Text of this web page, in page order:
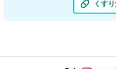
くす